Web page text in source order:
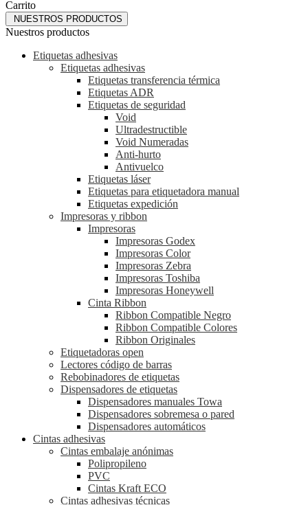
Carrito
NUESTROS PRODUCTOS
Nuestros productos
Etiquetas adhesivas
Etiquetas adhesivas
Etiquetas transferencia térmica
Etiquetas ADR
Etiquetas de seguridad
Void
Ultradestructible
Void Numeradas
Anti-hurto
Antivuelco
Etiquetas láser
Etiquetas para etiquetadora manual
Etiquetas expedición
Impresoras y ribbon
Impresoras
Impresoras Godex
Impresoras Color
Impresoras Zebra
Impresoras Toshiba
Impresoras Honeywell
Cinta Ribbon
Ribbon Compatible Negro
Ribbon Compatible Colores
Ribbon Originales
Etiquetadoras open
Lectores código de barras
Rebobinadores de etiquetas
Dispensadores de etiquetas
Dispensadores manuales Towa
Dispensadores sobremesa o pared
Dispensadores automáticos
Cintas adhesivas
Cintas embalaje anónimas
Polipropileno
PVC
Cintas Kraft ECO
Cintas adhesivas técnicas